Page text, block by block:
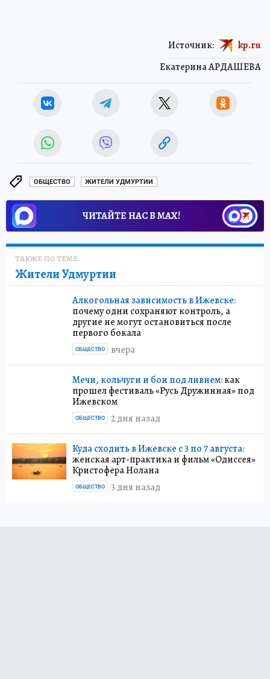
Екатерина АРДАШЕВА
Источник: kp.ru
ОБЩЕСТВО ЖИТЕЛИ УДМУРТИИ
ЧИТАЙТЕ НАС В МАХ!
ТАКЖЕ ПО ТЕМЕ:
Жители Удмуртии
Алкогольная зависимость в Ижевске:
почему одни сохраняют контроль, а
другие не могут остановиться после
первого бокала
вчера
ОБЩЕСТВО
Мечи, кольчуги и бои под ливнем:как
прошел фестиваль «Русь Дружинная» под
Ижевском
2 дня назад
ОБЩЕСТВО
Куда сходить в Ижевске с 3 по 7 августа:
женская арт-практика и фильм «Одиссея»
Кристофера Нолана
3 дня назад
ОБЩЕСТВО